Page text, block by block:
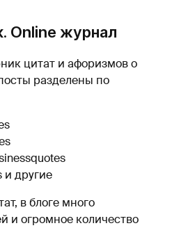
Online журнал
цитат и афоризмов о
разделены по
и другие
в блоге много
и огромное количество